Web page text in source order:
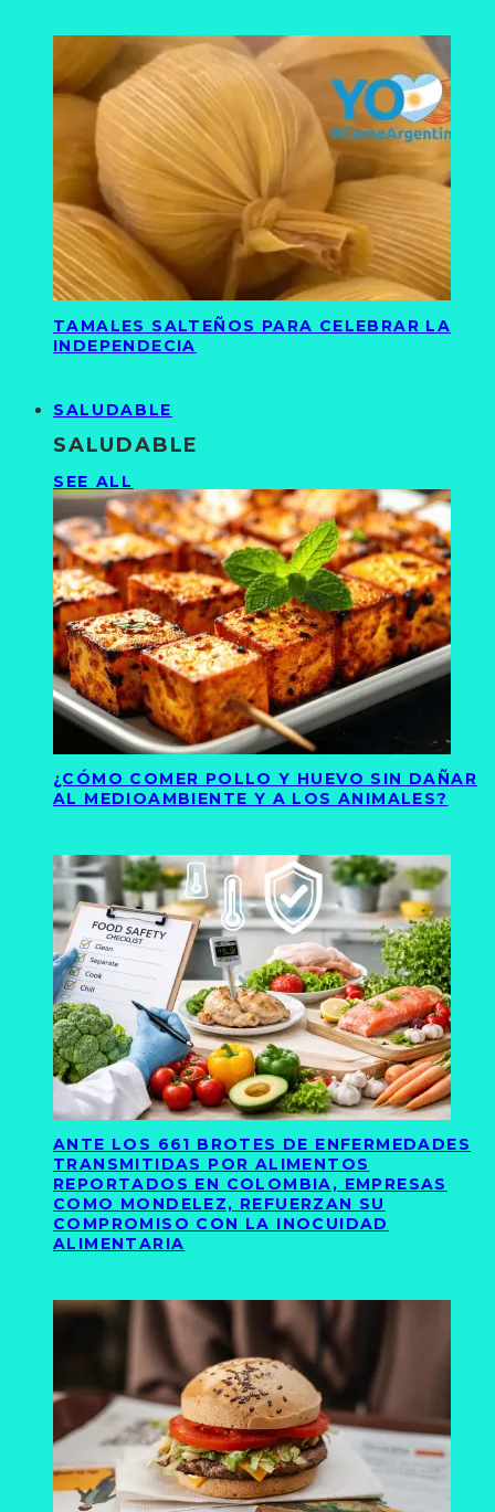
TAMALES SALTEÑOS PARA CELEBRAR LA
INDEPENDECIA
SALUDABLE
SALUDABLE
SEE ALL
¿CÓMO COMER POLLO Y HUEVO SIN DAÑAR
AL MEDIOAMBIENTE Y A LOS ANIMALES?
ANTE LOS 661 BROTES DE ENFERMEDADES
TRANSMITIDAS POR ALIMENTOS
REPORTADOS EN COLOMBIA, EMPRESAS
COMO MONDELEZ, REFUERZAN SU
COMPROMISO CON LA INOCUIDAD
ALIMENTARIA